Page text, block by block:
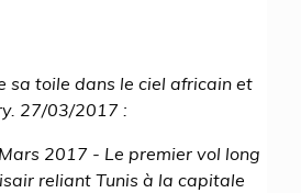
sa toile dans le ciel africain et
27/03/2017 :
2017 - Le premier vol long
reliant Tunis à la capitale